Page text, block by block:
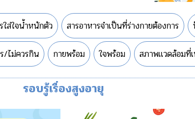
ใส่ใจน้ำหนักตัว สารอาหารจำเป็นที่ร่างกายต้องการ
/ไม่ควรกิน กายพร้อม ใจพร้อม สภาพแวดล้อมที่
รอบรู้เรื่องสูงอายุ